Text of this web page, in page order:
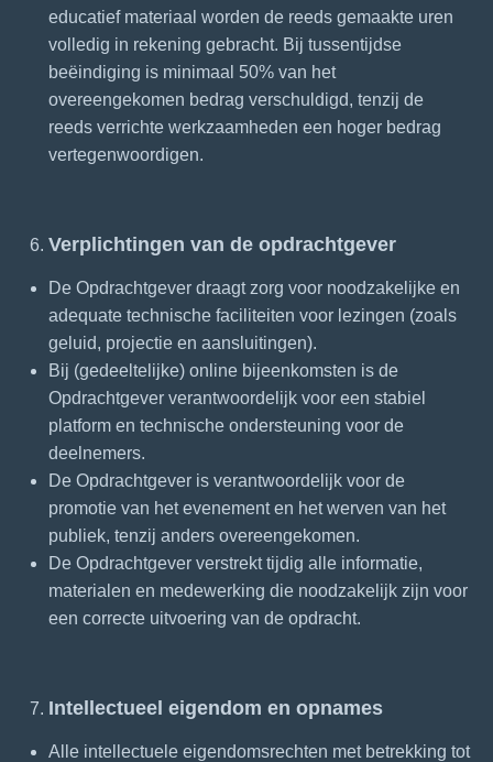
educatief materiaal worden de reeds gemaakte uren
volledig in rekening gebracht. Bij tussentijdse
beëindiging is minimaal 50% van het
overeengekomen bedrag verschuldigd, tenzij de
reeds verrichte werkzaamheden een hoger bedrag
vertegenwoordigen.
Verplichtingen van de opdrachtgever
De Opdrachtgever draagt zorg voor noodzakelijke en
adequate technische faciliteiten voor lezingen (zoals
geluid, projectie en aansluitingen).
Bij (gedeeltelijke) online bijeenkomsten is de
Opdrachtgever verantwoordelijk voor een stabiel
platform en technische ondersteuning voor de
deelnemers.
De Opdrachtgever is verantwoordelijk voor de
promotie van het evenement en het werven van het
publiek, tenzij anders overeengekomen.
De Opdrachtgever verstrekt tijdig alle informatie,
materialen en medewerking die noodzakelijk zijn voor
een correcte uitvoering van de opdracht.
Intellectueel eigendom en opnames
Alle intellectuele eigendomsrechten met betrekking tot